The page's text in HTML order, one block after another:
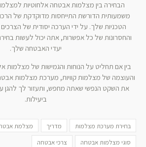
הבחירה בין מצלמות אבטחה אלחוטיות
משמעותית הדורשת התייחסות מדוקדקת של
הטכניות שלך. על ידי הערכה יסודית של
והחסרונות של כל אפשרות, אתה יכול לעשות
יעדי האבטחה שלך.
בין אם תחליט על הנוחות והגמישות של מצלמות
והעוצמה של מצלמות קוויות, מערכת מצלמות
את השקט הנפשי שאתה מחפש, ותעזור לך להגן
ביעילות.
בחירת מערכת מצלמות מדריך
מצלמת
סוגי מצלמות אבטחה
צרכי אבטחה